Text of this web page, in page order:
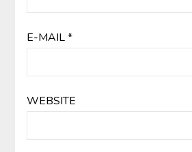
E-MAIL*
WEBSITE